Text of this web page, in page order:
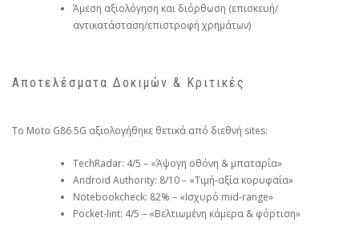
Άμεση αξιολόγηση και διόρθωση (επισκευή/
αντικατάσταση/επιστροφή χρημάτων)
Αποτελέσματα Δοκιμών & Κριτικές
Το Moto G86 5G αξιολογήθηκε θετικά από διεθνή sites:
TechRadar: 4/5 – «Άψογη οθόνη & μπαταρία»
Android Authority: 8/10 – «Τιμή-αξία κορυφαία»
Notebookcheck: 82% – «Ισχυρό mid-range»
Pocket-lint: 4/5 – «Βελτιωμένη κάμερα & φόρτιση»